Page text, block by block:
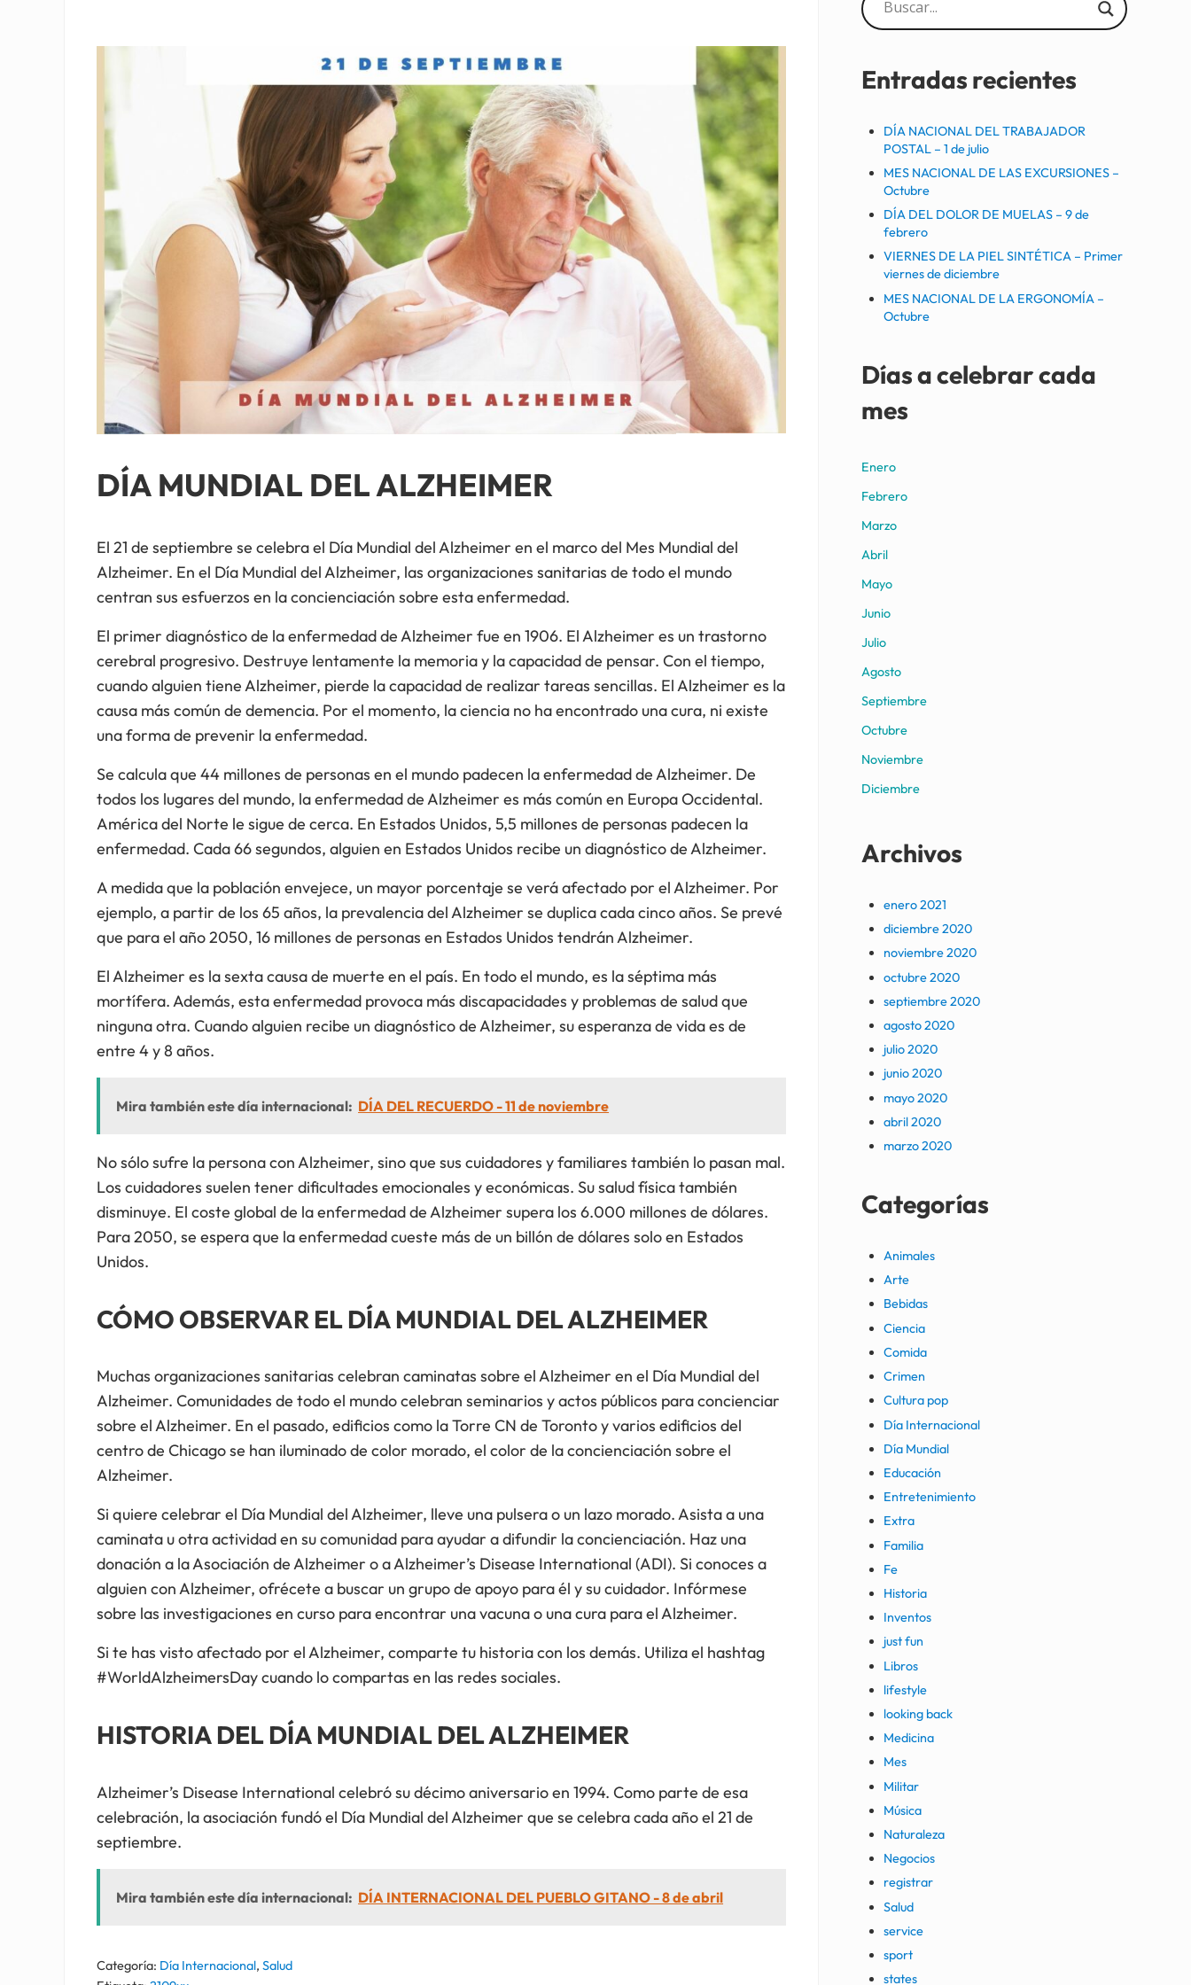
DÍA MUNDIAL DEL ALZHEIMER
El 21 de septiembre se celebra el Día Mundial del Alzheimer en el marco del Mes Mundial del
Alzheimer. En el Día Mundial del Alzheimer, las organizaciones sanitarias de todo el mundo
centran sus esfuerzos en la concienciación sobre esta enfermedad.
El primer diagnóstico de la enfermedad de Alzheimer fue en 1906. El Alzheimer es un trastorno
cerebral progresivo. Destruye lentamente la memoria y la capacidad de pensar. Con el tiempo,
cuando alguien tiene Alzheimer, pierde la capacidad de realizar tareas sencillas. El Alzheimer es la
causa más común de demencia. Por el momento, la ciencia no ha encontrado una cura, ni existe
una forma de prevenir la enfermedad.
Se calcula que 44 millones de personas en el mundo padecen la enfermedad de Alzheimer. De
todos los lugares del mundo, la enfermedad de Alzheimer es más común en Europa Occidental.
América del Norte le sigue de cerca. En Estados Unidos, 5,5 millones de personas padecen la
enfermedad. Cada 66 segundos, alguien en Estados Unidos recibe un diagnóstico de Alzheimer.
A medida que la población envejece, un mayor porcentaje se verá afectado por el Alzheimer. Por
ejemplo, a partir de los 65 años, la prevalencia del Alzheimer se duplica cada cinco años. Se prevé
que para el año 2050, 16 millones de personas en Estados Unidos tendrán Alzheimer.
El Alzheimer es la sexta causa de muerte en el país. En todo el mundo, es la séptima más
mortífera. Además, esta enfermedad provoca más discapacidades y problemas de salud que
ninguna otra. Cuando alguien recibe un diagnóstico de Alzheimer, su esperanza de vida es de
entre 4 y 8 años.
Mira también este día internacional: DÍA DEL RECUERDO - 11 de noviembre
No sólo sufre la persona con Alzheimer, sino que sus cuidadores y familiares también lo pasan mal.
Los cuidadores suelen tener dificultades emocionales y económicas. Su salud física también
disminuye. El coste global de la enfermedad de Alzheimer supera los 6.000 millones de dólares.
Para 2050, se espera que la enfermedad cueste más de un billón de dólares solo en Estados
Unidos.
CÓMO OBSERVAR EL DÍA MUNDIAL DEL ALZHEIMER
Muchas organizaciones sanitarias celebran caminatas sobre el Alzheimer en el Día Mundial del
Alzheimer. Comunidades de todo el mundo celebran seminarios y actos públicos para concienciar
sobre el Alzheimer. En el pasado, edificios como la Torre CN de Toronto y varios edificios del
centro de Chicago se han iluminado de color morado, el color de la concienciación sobre el
Alzheimer.
Si quiere celebrar el Día Mundial del Alzheimer, lleve una pulsera o un lazo morado. Asista a una
caminata u otra actividad en su comunidad para ayudar a difundir la concienciación. Haz una
donación a la Asociación de Alzheimer o a Alzheimer’s Disease International (ADI). Si conoces a
alguien con Alzheimer, ofrécete a buscar un grupo de apoyo para él y su cuidador. Infórmese
sobre las investigaciones en curso para encontrar una vacuna o una cura para el Alzheimer.
Si te has visto afectado por el Alzheimer, comparte tu historia con los demás. Utiliza el hashtag
#WorldAlzheimersDay cuando lo compartas en las redes sociales.
HISTORIA DEL DÍA MUNDIAL DEL ALZHEIMER
Alzheimer’s Disease International celebró su décimo aniversario en 1994. Como parte de esa
celebración, la asociación fundó el Día Mundial del Alzheimer que se celebra cada año el 21 de
septiembre.
Mira también este día internacional: DÍA INTERNACIONAL DEL PUEBLO GITANO - 8 de abril
Categoría: Día Internacional,Salud
Sidebar
Entradas recientes
DÍA NACIONAL DEL TRABAJADOR
POSTAL – 1 de julio
MES NACIONAL DE LAS EXCURSIONES –
Octubre
DÍA DEL DOLOR DE MUELAS – 9 de
febrero
VIERNES DE LA PIEL SINTÉTICA – Primer
viernes de diciembre
MES NACIONAL DE LA ERGONOMÍA –
Octubre
Días a celebrar cada
mes
Enero
Febrero
Marzo
Abril
Mayo
Junio
Julio
Agosto
Septiembre
Octubre
Noviembre
Diciembre
Archivos
enero 2021
diciembre 2020
noviembre 2020
octubre 2020
septiembre 2020
agosto 2020
julio 2020
junio 2020
mayo 2020
abril 2020
marzo 2020
Categorías
Animales
Arte
Bebidas
Ciencia
Comida
Crimen
Cultura pop
Día Internacional
Día Mundial
Educación
Entretenimiento
Extra
Familia
Fe
Historia
Inventos
just fun
Libros
lifestyle
looking back
Medicina
Mes
Militar
Música
Naturaleza
Negocios
registrar
Salud
service
sport
states